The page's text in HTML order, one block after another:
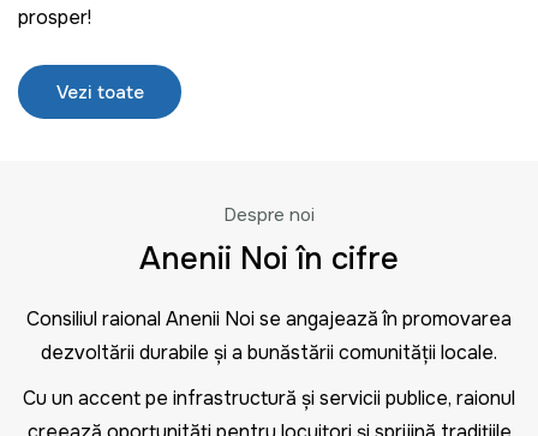
prosper!
Vezi toate
Despre noi
Anenii Noi în cifre
Consiliul raional Anenii Noi se angajează în promovarea
dezvoltării durabile și a bunăstării comunității locale.
Cu un accent pe infrastructură și servicii publice, raionul